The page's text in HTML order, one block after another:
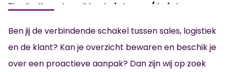
Callcenter, Glastuinbouw/ tuinbouw
Ben jij de verbindende schakel tussen sales, logistiek
en de klant? Kan je overzicht bewaren en beschik je
over een proactieve aanpak? Dan zijn wij op zoek